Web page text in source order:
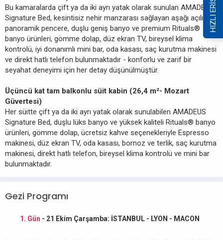
Bu kamaralarda çift ya da iki ayrı yatak olarak sunulan AMADEUS
Signature Bed, kesintisiz nehir manzarası sağlayan aşağı açılır
panoramik pencere, duşlu geniş banyo ve premium Rituals®
banyo ürünleri, gömme dolap, düz ekran TV, bireysel klima
kontrolü, iyi donanımlı mini bar, oda kasası, saç kurutma makinesi
ve direkt hatlı telefon bulunmaktadır - konforlu ve zarif bir
seyahat deneyimi için her detay düşünülmüştür.
Üçüncü kat tam balkonlu süit kabin (26,4 m²- Mozart
Güvertesi)
Her süitte çift ya da iki ayrı yatak olarak sunulabilen AMADEUS
Signature Bed, duşlu lüks banyo ve yüksek kaliteli Rituals® banyo
ürünleri, gömme dolap, ücretsiz kahve seçenekleriyle Espresso
makinesi, düz ekran TV, oda kasası, bornoz ve terlik, saç kurutma
makinesi, direkt hatlı telefon, bireysel klima kontrolü ve mini bar
bulunmaktadır.
Gezi Programı
1. Gün - 21 Ekim Çarşamba: İSTANBUL - LYON - MACON
HIZLI ERİŞİM